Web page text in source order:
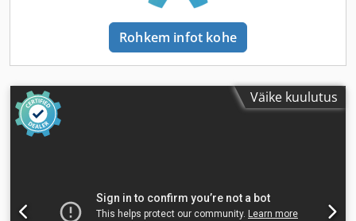
Rohkem infot kohe
Väike kuulutus